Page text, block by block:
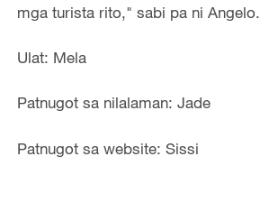
mga turista rito," sabi pa ni Angelo.
Ulat: Mela
Patnugot sa nilalaman: Jade
Patnugot sa website: Sissi